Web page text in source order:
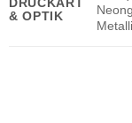
& OPTIK